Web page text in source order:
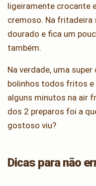
ligeiramente crocante
cremoso. Na fritadeira
dourado e fica um
também.
Na verdade, uma
bolinhos todos fritos e
alguns minutos na air
dos 2 preparos foi a
gostoso viu?
Dicas para não